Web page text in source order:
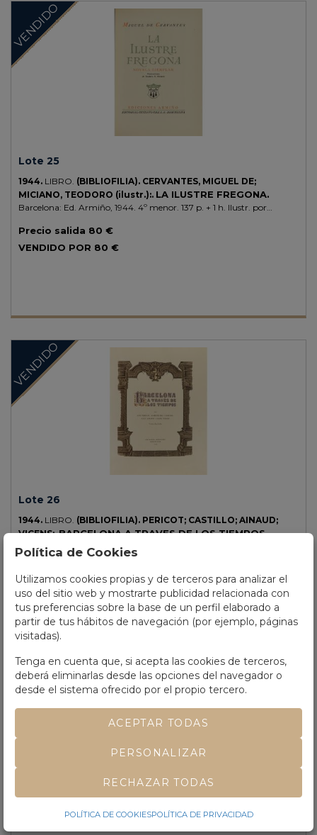
VENDIDO
Lote 25
1944. LIBRO. (BIBLIOFILIA). CERVANTES, MIGUEL DE;
MICIANO, TEODORO (ilustr.):. LA ILUSTRE FREGONA.
Barcelona: Ed. Armiño, 1944. 4º menor. 137 p. + 1 h. Ilustr. por
corte superior dorado, conserva las cubiertas originales, presentado
en petaca de cartoné editorial. Edición numerada de 650 ejemplares.
Precio salida 80 €
VENDIDO POR 80 €
VENDIDO
Lote 26
1944. LIBRO. (BIBLIOFILIA). PERICOT; CASTILLO; AINAUD;
VICENS:.BARCELONA A TRAVES DE LOS TIEMPOS.
Barcelona: Ed. Mercedes, 1944. 4º mayor. 351 p. Ilustr. fotográficas y
viñetas de SANZ LAFITA. Papel de hilo. Enc. pleno pergamino rígido
nervios, corte superior dorado. Edición limitada a 1000 ejemplares
numerados.
VENDIDO POR40 €
Política de Cookies
Utilizamos cookies propias y de terceros para analizar el
uso del sitio web y mostrarte publicidad relacionada con
tus preferencias sobre la base de un perfil elaborado a
partir de tus hábitos de navegación (por ejemplo, páginas
visitadas).
Tenga en cuenta que, si acepta las cookies de terceros,
deberá eliminarlas desde las opciones del navegador o
desde el sistema ofrecido por el propio tercero.
ACEPTAR TODAS
PERSONALIZAR
RECHAZAR TODAS
POLÍTICA DE COOKIESPOLÍTICA DE PRIVACIDAD